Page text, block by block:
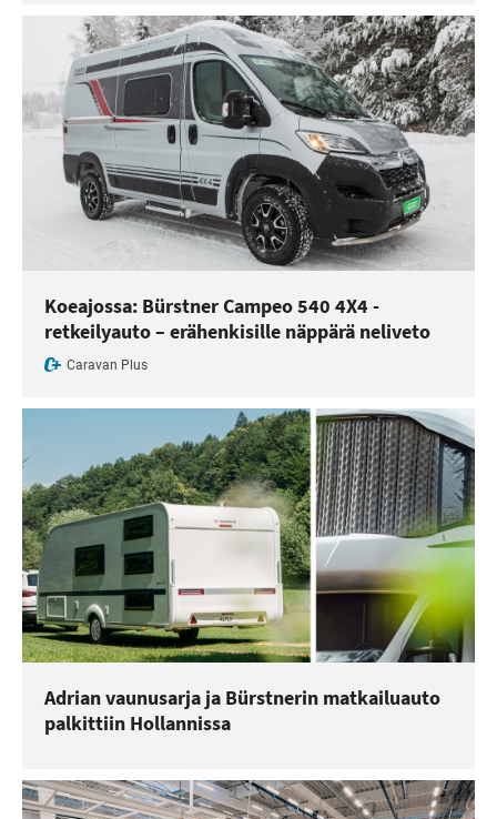
Koeajossa: Bürstner Campeo 540 4X4 -
retkeilyauto – erähenkisille näppärä neliveto
Caravan Plus
Adrian vaunusarja ja Bürstnerin matkailuauto
palkittiin Hollannissa